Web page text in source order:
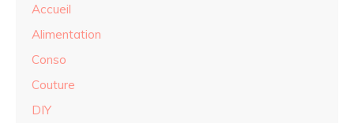
Accueil
Alimentation
Conso
Couture
DIY